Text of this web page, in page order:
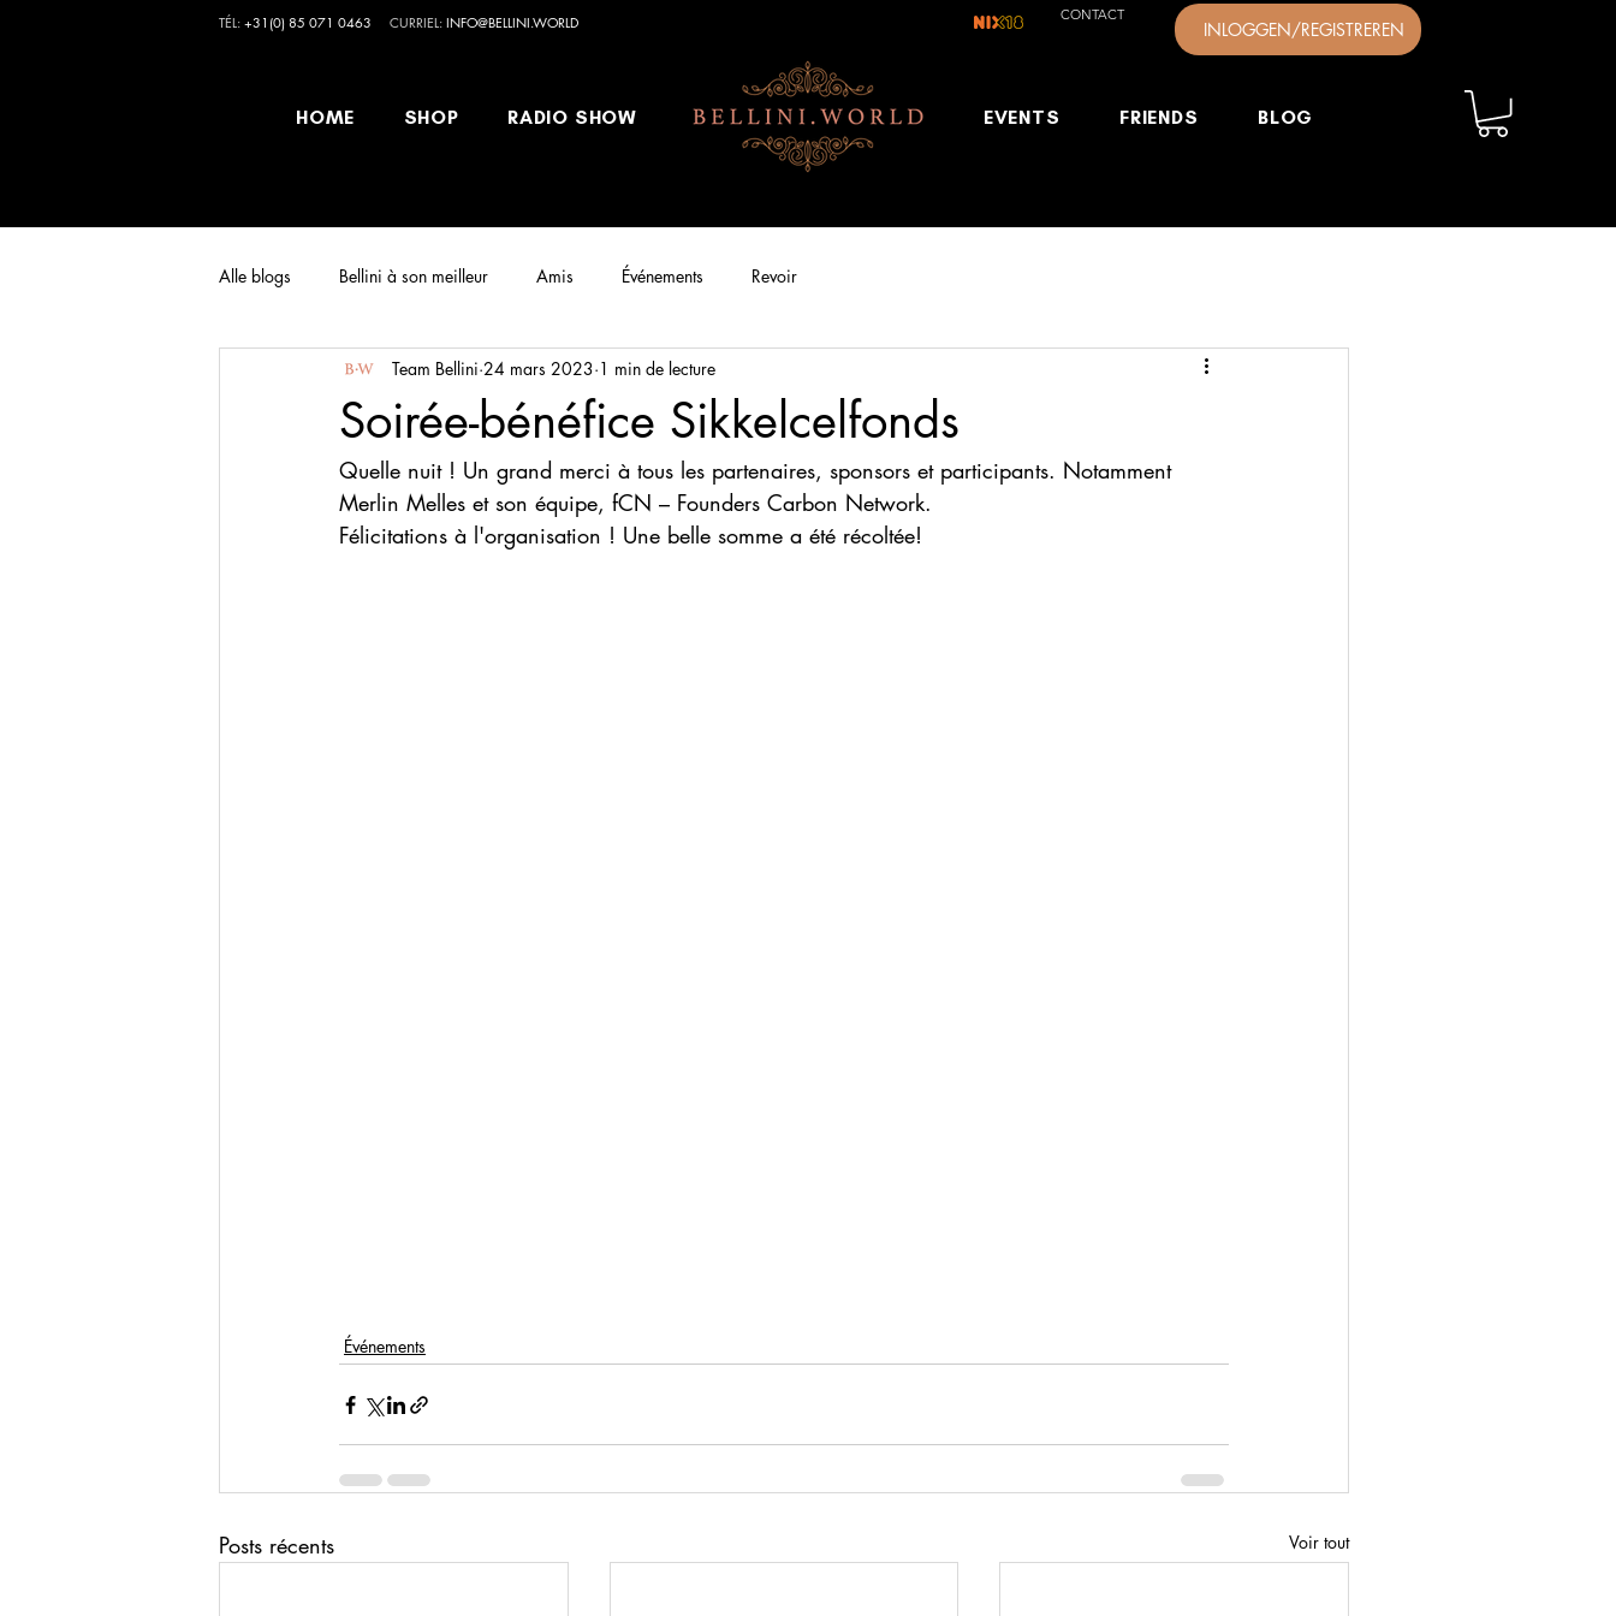
TÉL: +31(0) 85 071 0463 CURRIEL: INFO@BELLINI.WORLD CONTACT
INLOGGEN/REGISTREREN
HOME SHOP RADIO SHOW EVENTS FRIENDS BLOG
Alle blogs Bellini à son meilleur Amis Événements Revoir
Soirée-bénéfice Sikkelcelfonds
Team Bellini 24 mars 2023 1 min de lecture
Quelle nuit ! Un grand merci à tous les partenaires, sponsors et participants. Notamment
Merlin Melles et son équipe, fCN – Founders Carbon Network.
Félicitations à l'organisation ! Une belle somme a été récoltée!
Événements
Posts récents Voir tout